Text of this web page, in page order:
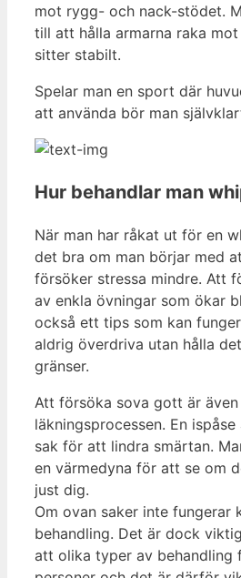
mot rygg- och nack-stödet.
till att hålla armarna raka
sitter stabilt.
Spelar man en sport där
att använda bör man
Hur behandlar man
När man har råkat ut för en
det bra om man börjar med
försöker stressa mindre. Att
av enkla övningar som ökar
också ett tips som kan
aldrig överdriva utan hålla
gränser.
Att försöka sova gott är
läkningsprocessen. En
sak för att lindra smärtan.
en värmedyna för att se om
just dig.
Om ovan saker inte fungerar
behandling. Det är dock
att olika typer av behandling